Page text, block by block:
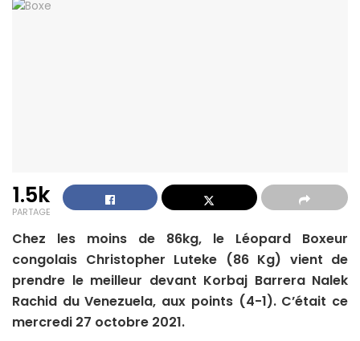
1.5k
PARTAGE
Chez les moins de 86kg, le Léopard Boxeur
congolais Christopher Luteke (86 Kg) vient de
prendre le meilleur devant Korbaj Barrera Nalek
Rachid du Venezuela, aux points (4-1). C’était ce
mercredi 27 octobre 2021.